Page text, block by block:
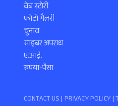
वेब स्टोरी
फोटो गैलरी
चुनाव
साइबर अपराध
ए.आई.
रुपया-पैसा
CONTACT US | PRIVACY POLICY |